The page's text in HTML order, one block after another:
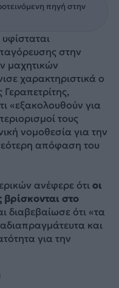
πηγή στην
στην
μαχητικών
χαρακτηριστικά ο
«εξακολουθούν για
τους
νομοθεσία για την
απόφαση του
ανέφερε ότιοι
στο
διαβεβαίωσε ότι «τα
και
για την